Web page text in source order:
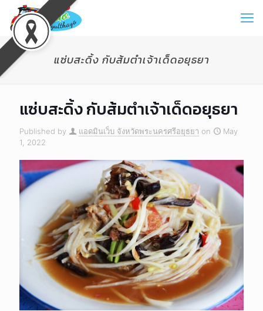
แซ่บสะดิ้ง กับส้มตำเจ้าเด็ดอยุธยา
แซ่บสะดิ้ง กับส้มตำเจ้าเด็ดอยุธยา
Published by แอดมินเว็บ จังหวัดพระนครศรีอยุธยา on
May
1, 2022